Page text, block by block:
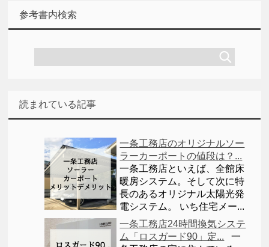
参考書内検索
読まれている記事
一条工務店のオリジナルソー
ラーカーポートの値段は？...
一条工務店といえば、全館床
暖房システム。そして次に特
長のあるオリジナル太陽光発
電システム。 いち住宅メー...
一条工務店24時間換気システ
ム「ロスガード90」定...
一